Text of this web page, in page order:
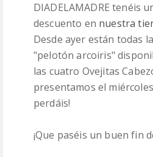
DIADELAMADRE tenéis
descuento en nuestra
Desde ayer están todas
"pelotón arcoiris"
las cuatro Ovejitas
presentamos el
perdáis!
¡Que paséis un buen fin